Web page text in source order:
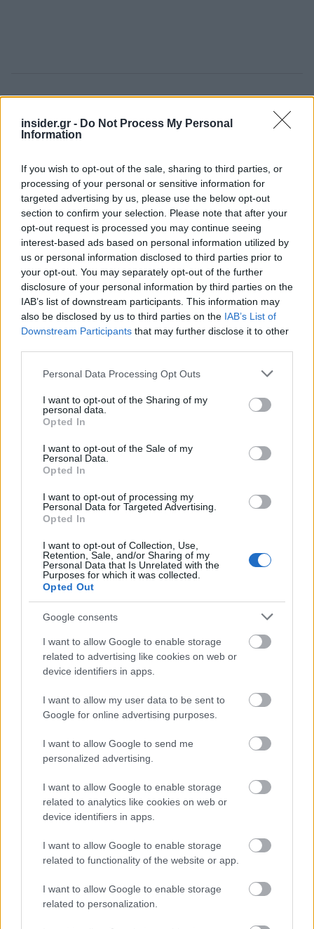
insider.gr - Do Not Process My Personal
Information
If you wish to opt-out of the sale, sharing to third parties, or
processing of your personal or sensitive information for
targeted advertising by us, please use the below opt-out
section to confirm your selection. Please note that after your
opt-out request is processed you may continue seeing
interest-based ads based on personal information utilized by
us or personal information disclosed to third parties prior to
your opt-out. You may separately opt-out of the further
disclosure of your personal information by third parties on the
IAB’s list of downstream participants. This information may
also be disclosed by us to third parties on the IAB’s List of
Downstream Participants that may further disclose it to other
Please note that this website/app uses one or more Google
not limited to your visit or usage behaviour. You may click to
grant or deny consent to Google and its third-party tags to
use your data for below specified purposes in below Google
consent section.
Personal Data Processing Opt Outs
I want to opt-out of the Sharing of my
personal data.
Opted In
I want to opt-out of the Sale of my
Personal Data.
Opted In
I want to opt-out of processing my
Personal Data for Targeted Advertising.
Opted In
I want to opt-out of Collection, Use,
Retention, Sale, and/or Sharing of my
Personal Data that Is Unrelated with the
Purposes for which it was collected.
Opted Out
Google consents
I want to allow Google to enable storage
related to advertising like cookies on web or
device identifiers in apps.
I want to allow my user data to be sent to
Google for online advertising purposes.
I want to allow Google to send me
personalized advertising.
I want to allow Google to enable storage
related to analytics like cookies on web or
device identifiers in apps.
I want to allow Google to enable storage
related to functionality of the website or app.
I want to allow Google to enable storage
related to personalization.
ενσωμάτωση των τελικών στοιχείων έτους για τον
Πειραιά, ο συνολικός αριθμός επιβατών σε
ο αριθμός κρουαζιερόπλοιων τα 2.000, δηλαδή
ελαφρώς άνω του ορίου του 50% σε σχέση με
την κίνηση του 2019.
Όπως επισημαίνει επίσης η Ένωση, οι προοπτικές
για το έτος 2022 είναι αισιόδοξες με βάση την
αύξηση του αριθμού κρατήσεων που
παρατηρείται, τη δυνατότητα επέκτασης της
τουριστικής περιόδου μέσω της επίτευξης και
του κλάδου να κινούνται όλο και περισσότερο σε
αυτή την κατεύθυνση, με προϋπόθεση, βέβαια,
την γρήγορη και αποτελεσματική αντιμετώπιση
περαιτέρω ανάσχεση της πανδημίας.